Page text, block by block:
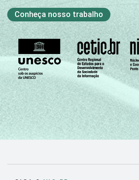
Conheça nosso trabalho